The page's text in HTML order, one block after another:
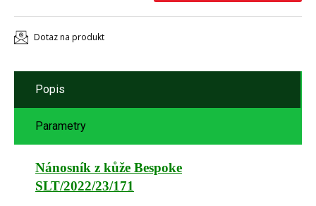
Dotaz na produkt
Popis
Parametry
Nánosník z kůže Bespoke
SLT/2022/23/171